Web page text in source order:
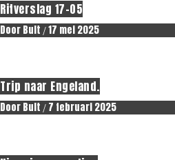
Ritverslag 17-05
DoorBult /17 mei 2025
Trip naar Engeland.
DoorBult / 7 februari 2025